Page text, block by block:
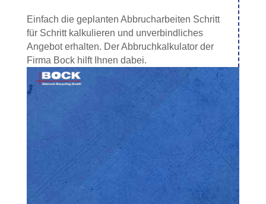
Einfach die geplanten Abbrucharbeiten Schritt
für Schritt kalkulieren und unverbindliches
Angebot erhalten. Der Abbruchkalkulator der
Firma Bock hilft Ihnen dabei.